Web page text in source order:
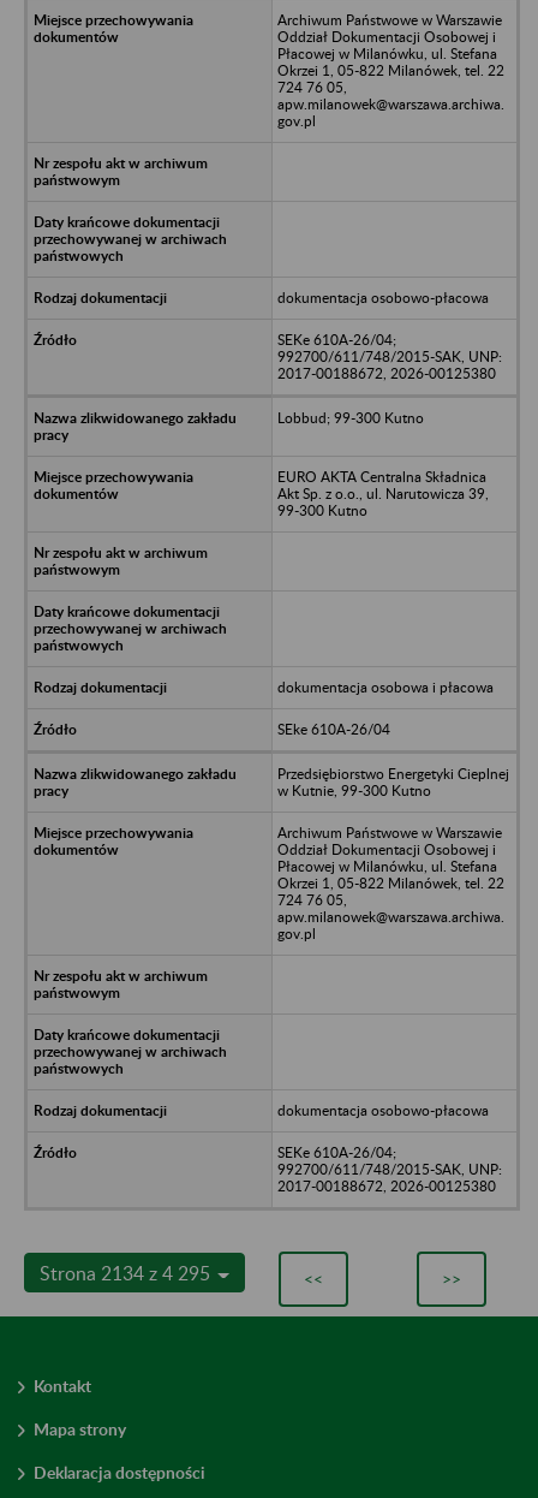
Archiwum Państwowe w Warszawie
Oddział Dokumentacji Osobowej i
Płacowej w Milanówku, ul. Stefana
Okrzei 1, 05-822 Milanówek, tel. 22
724 76 05,
apw.milanowek@warszawa.archiwa.
gov.pl
dokumentacja osobowo-płacowa
SEKe 610A-26/04;
992700/611/748/2015-SAK, UNP:
2017-00188672, 2026-00125380
Lobbud; 99-300 Kutno
EURO AKTA Centralna Składnica
Akt Sp. z o.o., ul. Narutowicza 39,
99-300 Kutno
dokumentacja osobowa i płacowa
SEke 610A-26/04
Przedsiębiorstwo Energetyki Cieplnej
w Kutnie, 99-300 Kutno
Archiwum Państwowe w Warszawie
Oddział Dokumentacji Osobowej i
Płacowej w Milanówku, ul. Stefana
Okrzei 1, 05-822 Milanówek, tel. 22
724 76 05,
apw.milanowek@warszawa.archiwa.
gov.pl
dokumentacja osobowo-płacowa
SEKe 610A-26/04;
992700/611/748/2015-SAK, UNP:
2017-00188672, 2026-00125380
Strona 2134 z 4 295 << >>
Kontakt
Mapa strony
Deklaracja dostępności